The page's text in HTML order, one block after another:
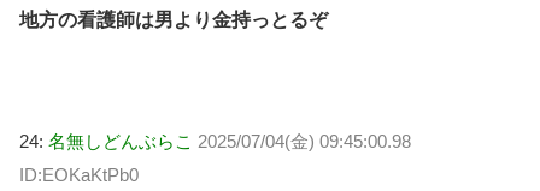
地方の看護師は男より金持っとるぞ
24: 名無しどんぶらこ 2025/07/04(金) 09:45:00.98
ID:EOKaKtPb0